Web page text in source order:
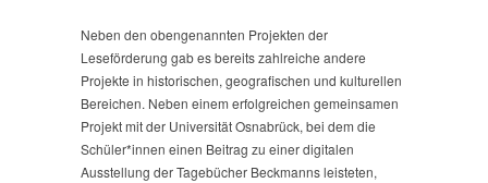
Neben den obengenannten Projekten der
Leseförderung gab es bereits zahlreiche andere
Projekte in historischen, geografischen und kulturellen
Bereichen. Neben einem erfolgreichen gemeinsamen
Projekt mit der Universität Osnabrück, bei dem die
Schüler*innen einen Beitrag zu einer digitalen
Ausstellung der Tagebücher Beckmanns leisteten,